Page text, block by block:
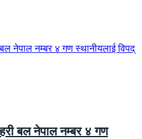
बल नेपाल नम्बर ४ गण